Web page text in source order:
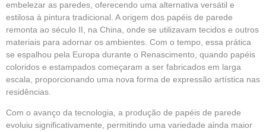
embelezar as paredes, oferecendo uma alternativa versátil e
estilosa à pintura tradicional. A origem dos papéis de parede
remonta ao século II, na China, onde se utilizavam tecidos e outros
materiais para adornar os ambientes. Com o tempo, essa prática
se espalhou pela Europa durante o Renascimento, quando papéis
coloridos e estampados começaram a ser fabricados em larga
escala, proporcionando uma nova forma de expressão artística nas
residências.
Com o avanço da tecnologia, a produção de papéis de parede
evoluiu significativamente, permitindo uma variedade ainda maior